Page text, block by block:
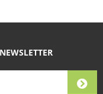
NEWSLETTER